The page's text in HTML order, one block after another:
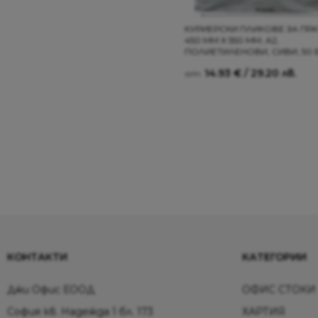
КУРИЕРСКИ ПЛИКОВЕ ЗА
450 ММ Х 550 ММ, А2,
ПОЛИЕТИЛЕНОВИ, СИВИ, 50
14.93 € / 29.20 лв.
КОНТАКТИ
Джи Офис ЕООД
София кв. Надежда 1 бл. 173
КАТЕГОРИИ
ОФИС СТОКИ
ХАРТИЯ